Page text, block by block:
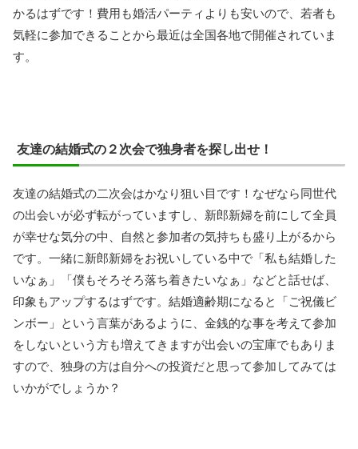
かるはずです！費用も婚活パーティよりも安いので、若者も
気軽に参加できることから最近は全国各地で開催されていま
す。
友達の結婚式の２次会で独身者を探し出せ！
友達の結婚式の二次会はかなり狙い目です！なぜなら同世代
の出会いが必ず転がっていますし、新郎新婦を前にして全員
が幸せな気分の中、自然と参加者の気持ちも盛り上がるから
です。一緒に新郎新婦をお祝いしている中で「私も結婚した
いなぁ」「僕もそろそろ落ち着きたいなぁ」などと話せば、
印象もアップするはずです。結婚適齢期になると「ご祝儀ビ
ンボー」という言葉があるように、金銭的な事を考えて参加
をしないという方も増えてきますが出会いの宝庫でもありま
すので、独身の方は自分への投資だと思って参加してみては
いかがでしょうか？